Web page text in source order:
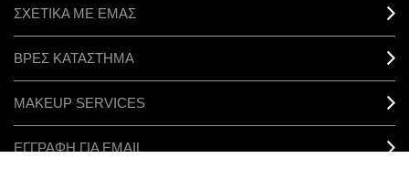
ΣΧΕΤΙΚΑ ΜΕ ΕΜΑΣ
ΒΡΕΣ ΚΑΤΑΣΤΗΜΑ
MAKEUP SERVICES
ΕΓΓΡΑΦΗ ΓΙΑ EMAIL